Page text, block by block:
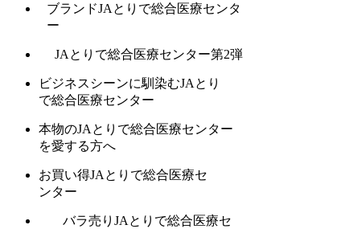
ブランドJAとりで総合医療センタ
ー
JAとりで総合医療センター第2弾
ビジネスシーンに馴染むJAとり
で総合医療センター
本物のJAとりで総合医療センター
を愛する方へ
お買い得JAとりで総合医療セ
ンター
バラ売りJAとりで総合医療セ